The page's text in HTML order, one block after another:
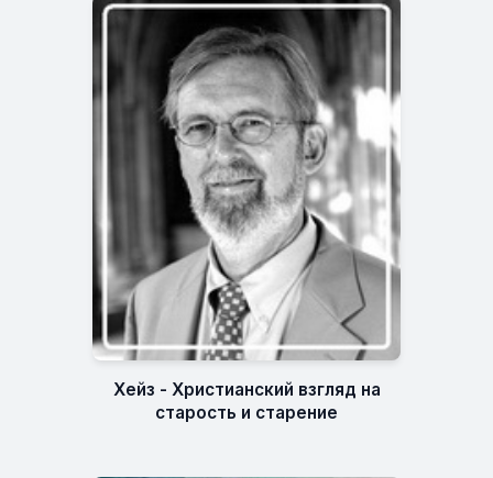
Хейз - Христианский взгляд на
старость и старение